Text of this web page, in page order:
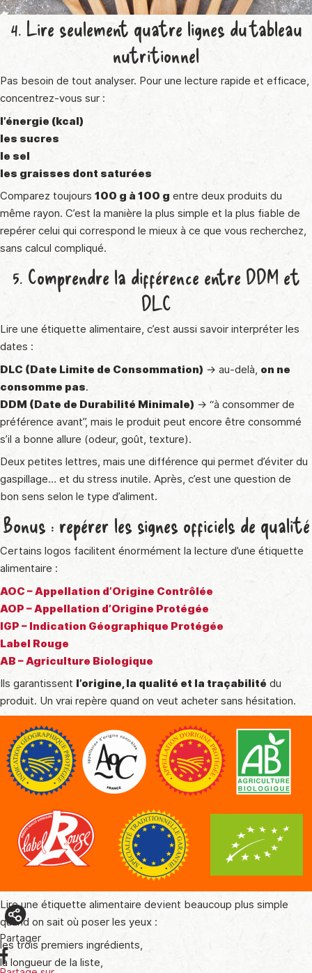
4. Lire seulement quatre lignes du tableau
nutritionnel
Pas besoin de tout analyser. Pour une lecture rapide et efficace,
concentrez-vous sur :
l’énergie (kcal)
les sucres
le sel
les graisses dont saturées
Comparez toujours 100 g à 100 g entre deux produits du
même rayon. C’est la manière la plus simple et la plus fiable de
repérer celui qui correspond le mieux à ce que vous recherchez,
sans calcul compliqué.
5. Comprendre la différence entre DDM et
DLC
Lire une étiquette alimentaire, c’est aussi savoir interpréter les
dates :
DLC (Date Limite de Consommation) → au-delà, on ne
consomme pas.
DDM (Date de Durabilité Minimale) → “à consommer de
préférence avant”, mais le produit peut encore être consommé
s’il a bonne allure (odeur, goût, texture).
Deux petites lettres, mais une différence qui permet d’éviter du
gaspillage… et du stress inutile. Après, c’est une question de
bon sens selon le type d’aliment.
Bonus : repérer les signes officiels de qualité
Certains logos facilitent énormément la lecture d’une étiquette
alimentaire :
AOC – Appellation d’Origine Contrôlée
AOP – Appellation d’Origine Protégée
IGP – Indication Géographique Protégée
Label Rouge
AB – Agriculture Biologique
Ils garantissent l’origine, la qualité et la traçabilité du
produit. Un vrai repère quand on veut acheter sans hésitation.
Lire une étiquette alimentaire devient beaucoup plus simple
quand on sait où poser les yeux :
les trois premiers ingrédients,
la longueur de la liste,
Partager